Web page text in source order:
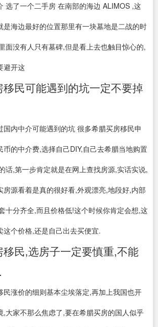
选了一个二手房 在南部的海边 ALIMOS ,这
是海边最好的位置那里有一块墓地是二战的时
面没有人只有墓碑,但是看上去也触目惊心的,
避开这
民可能遇到的坑一定不要掉
国内中介可能遇到的坑 很多希腊买房移民申
币的中介费,选择自己DIY,自己去希腊当地购置
话,第一步肯定就是在网上查找房源,实话实说,
房源看着是真的很好看,外观漂亮,地段好,内部
十分齐全,而且价格低!这个时候你肯定会想,这
这个价格,还是自己出去买便宜.
民,选房子一定要慎重,不能
民涨价的细则基本尘埃落定,再加上我国也开
,大家不那么焦虑了,要在希腊买房的国人似乎